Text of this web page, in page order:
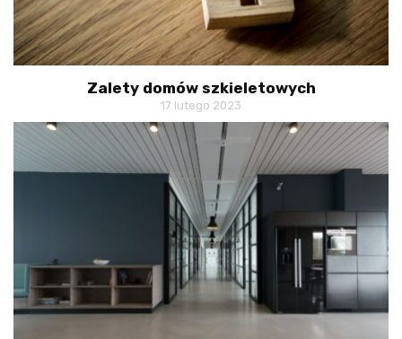
Zalety domów szkieletowych
17 lutego 2023